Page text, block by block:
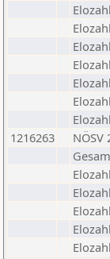
1216263
NÖSV